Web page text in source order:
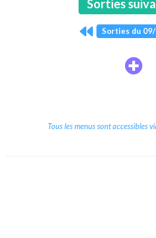
Sorties
Sorties du
Tous les menus sont accessibles